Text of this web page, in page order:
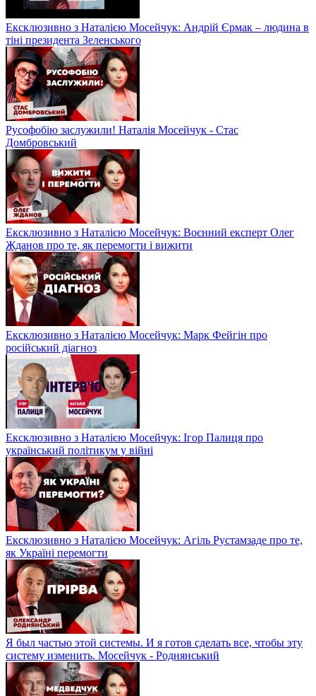
Ексклюзивно з Наталією Мосейчук: Андрій Єрмак – людина в
тіні президента Зеленського
Русофобію заслужили! Наталія Мосейчук - Стас
Домбровський
Ексклюзивно з Наталією Мосейчук: Воєнний експерт Олег
Жданов про те, як перемогти і вижити
Ексклюзивно з Наталією Мосейчук: Марк Фейгін про
російський діагноз
Ексклюзивно з Наталією Мосейчук: Ігор Палиця про
український політикум у війні
Ексклюзивно з Наталією Мосейчук: Агіль Рустамзаде про те,
як Україні перемогти
Я был частью этой системы. И я готов сделать все, чтобы эту
систему изменить. Мосейчук - Роднянський